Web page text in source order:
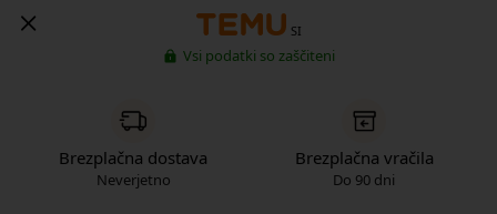
SI
Vsi podatki so zaščiteni
Brezplačna dostava
Neverjetno
Brezplačna vračila
Do 90 dni